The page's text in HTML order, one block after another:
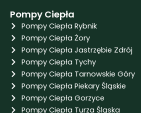
Pompy Ciepła
Pompy Ciepła Rybnik
Pompy Ciepła Żory
Pompy Ciepła Jastrzębie Zdrój
Pompy Ciepła Tychy
Pompy Ciepła Tarnowskie Góry
Pompy Ciepła Piekary Śląskie
Pompy Ciepła Gorzyce
Pompy Ciepła Turza Śląska